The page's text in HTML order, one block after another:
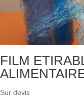
FILM
Sur devis